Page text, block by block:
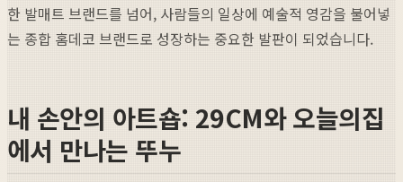
한 발매트 브랜드를 넘어, 사람들의 일상에 예술적 영감을 불어넣
는 종합 홈데코 브랜드로 성장하는 중요한 발판이 되었습니다.
내 손안의 아트숍: 29CM와 오늘의집
에서 만나는 뚜누